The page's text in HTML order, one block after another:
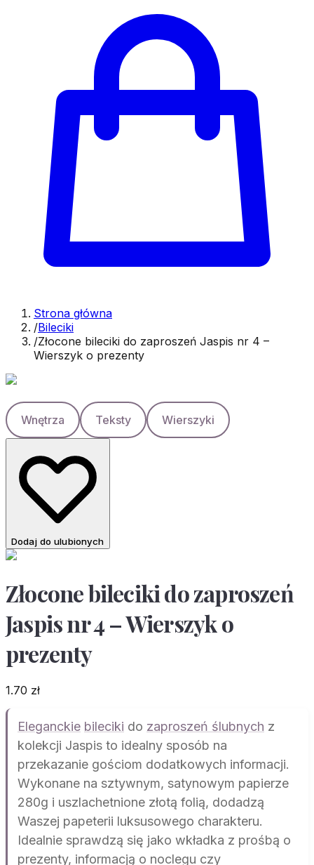
Strona główna
/Bileciki
/Złocone bileciki do zaproszeń Jaspis nr 4 –
Wierszyk o prezenty
Wnętrza Teksty Wierszyki
Dodaj do ulubionych
Złocone bileciki do zaproszeń
Jaspis nr 4 – Wierszyk o
prezenty
1.70 zł
Eleganckie bileciki do zaproszeń ślubnych z
kolekcji Jaspis to idealny sposób na
przekazanie gościom dodatkowych informacji.
Wykonane na sztywnym, satynowym papierze
280g i uszlachetnione złotą folią, dodadzą
Waszej papeterii luksusowego charakteru.
Idealnie sprawdzą się jako wkładka z prośbą o
prezenty, informacją o noclegu czy